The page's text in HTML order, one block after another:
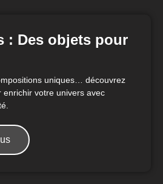
: Des objets pour
uniques… découvrez
enrichir votre univers avec